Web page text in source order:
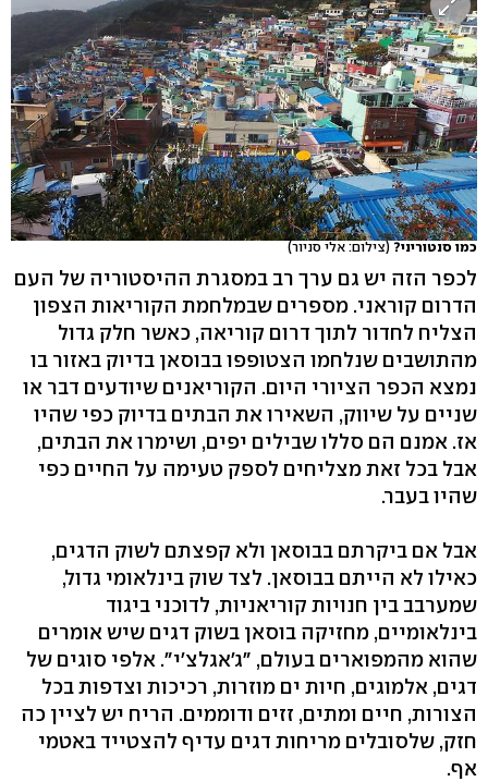
כמו סנטוריני?(צילום: אלי סניור)
לכפר הזה יש גם ערך רב במסגרת ההיסטוריה של העם
הדרום קוראני. מספרים שבמלחמת הקוריאות הצפון
הצליח לחדור לתוך דרום קוריאה, כאשר חלק גדול
מהתושבים שנלחמו הצטופפו בבוסאן בדיוק באזור בו
נמצא הכפר הציורי היום. הקוריאנים שיודעים דבר או
שניים על שיווק, השאירו את הבתים בדיוק כפי שהיו
אז. אמנם הם סללו שבילים יפים, ושימרו את הבתים,
אבל בכל זאת מצליחים לספק טעימה על החיים כפי
שהיו בעבר.
אבל אם ביקרתם בבוסאן ולא קפצתם לשוק הדגים,
כאילו לא הייתם בבוסאן. לצד שוק בינלאומי גדול,
שמערבב בין חנויות קוריאניות, לדוכני ביגוד
בינלאומיים, מחזיקה בוסאן בשוק דגים שיש אומרים
שהוא מהמפוארים בעולם, "ג'אגלצ'י". אלפי סוגים של
דגים, אלמוגים, חיות ים מוזרות, רכיכות וצדפות בכל
הצורות, חיים ומתים, זזים ודוממים. הריח יש לציין כה
חזק, שלסובלים מריחות דגים עדיף להצטייד באטמי
אף.